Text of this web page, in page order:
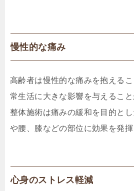
慢性的な痛み
高齢者は慢性的な痛みを抱える
常生活に大きな影響を与えること
整体施術は痛みの緩和を目的と
や腰、膝などの部位に効果を発揮
心身のストレス軽減